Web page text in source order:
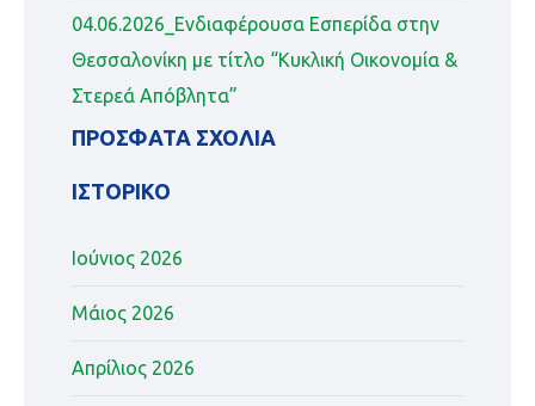
04.06.2026_Ενδιαφέρουσα Εσπερίδα στην
Θεσσαλονίκη με τίτλο “Κυκλική Οικονομία &
Στερεά Απόβλητα”
ΠΡΌΣΦΑΤΑ ΣΧΌΛΙΑ
ΙΣΤΟΡΙΚΌ
Ιούνιος 2026
Μάιος 2026
Απρίλιος 2026